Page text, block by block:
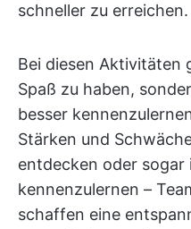
schneller zu erreichen.
Bei diesen Aktivitäten
Spaß zu haben,
besser
Stärken und
entdecken oder
kennenzulernen –
schaffen eine